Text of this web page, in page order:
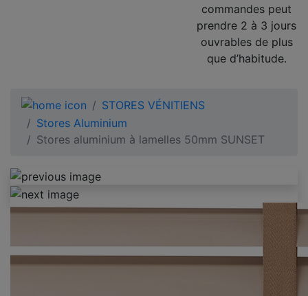
commandes peut
prendre 2 à 3 jours
ouvrables de plus
que d’habitude.
STORES VÉNITIENS
Stores Aluminium
Stores aluminium à lamelles 50mm SUNSET